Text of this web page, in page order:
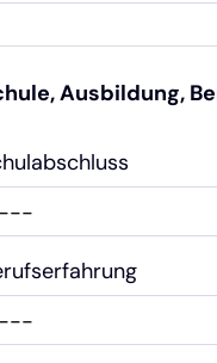
Ausbildung,
---
---